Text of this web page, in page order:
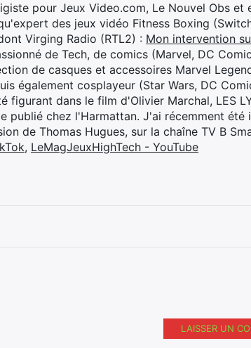
pour Jeux Video.com, Le Nouvel Obs et
des jeux vidéo Fitness Boxing
Virging Radio (RTL2) : Mon intervention
de Tech, de comics (Marvel, DC
de casques et accessoires Marvel
également cosplayeur (Star Wars, DC
figurant dans le film d'Olivier Marchal, LES
publié chez l'Harmattan. J'ai récemment été
de Thomas Hugues, sur la chaîne TV B
, LeMagJeuxHighTech - YouTube
LAISSER UN